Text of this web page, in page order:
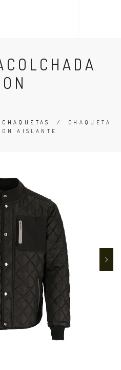
CHAQUETAS / CHAQUETA
AISLANTE